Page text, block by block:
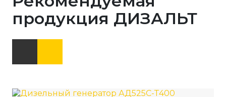
продукция ДИЗАЛЬТ